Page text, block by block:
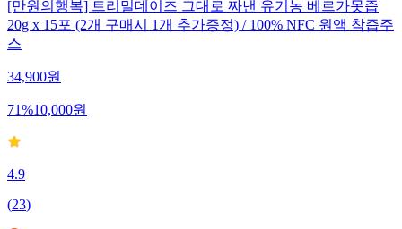
[만원의행복] 트리밀데이즈 그대로 짜낸 유기농 베르가못즙
20g x 15포 (2개 구매시 1개 추가증정) / 100% NFC 원액 착즙주
스
34,900원
71%10,000원
4.9
(23)